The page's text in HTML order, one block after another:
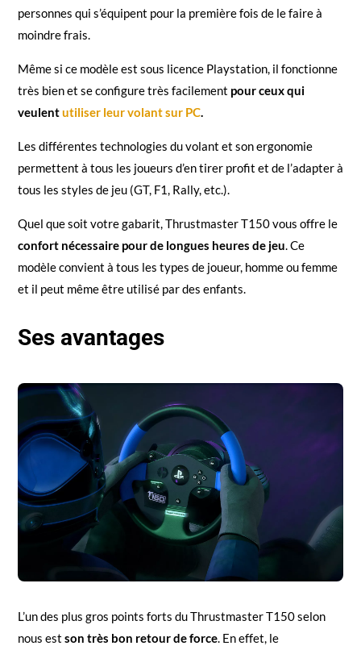
personnes qui s’équipent pour la première fois de le faire à
moindre frais.
Même si ce modèle est sous licence Playstation, il fonctionne
très bien et se configure très facilement pour ceux qui
veulentutiliser leur volant sur PC.
Les différentes technologies du volant et son ergonomie
permettent à tous les joueurs d’en tirer profit et de l’adapter à
tous les styles de jeu (GT, F1, Rally, etc.).
Quel que soit votre gabarit, Thrustmaster T150 vous offre le
confort nécessaire pour de longues heures de jeu. Ce
modèle convient à tous les types de joueur, homme ou femme
et il peut même être utilisé par des enfants.
Ses avantages
L’un des plus gros points forts du Thrustmaster T150 selon
nous est son très bon retour de force. En effet, le